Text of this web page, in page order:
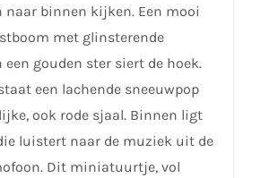
naar binnen kijken. Een mooi
met glinsterende
gouden ster siert de hoek.
een lachende sneeuwpop
ook rode sjaal. Binnen ligt
luistert naar de muziek uit de
Dit miniatuurtje, vol